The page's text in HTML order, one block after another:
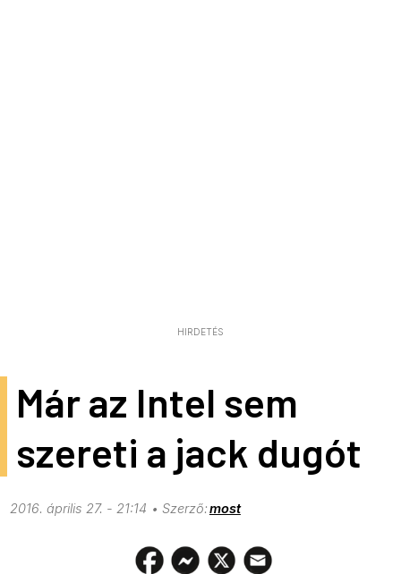
HIRDETÉS
Már az Intel sem
szereti a jack dugót
2016. április 27. - 21:14 most